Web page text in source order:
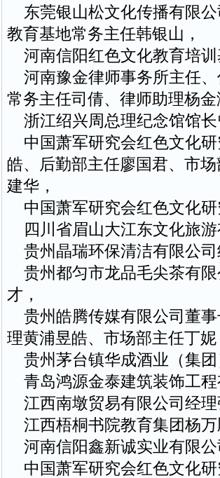
东莞银山松文化传播有限
教育基地常务主任韩银山，
河南信阳红色文化教育培
河南豫金律师事务所主任
常务主任司倩、律师助理杨金
浙江绍兴周总理纪念馆馆长
中国萧军研究会红色文化
皓、后勤部主任廖国君、市
建华，
中国萧军研究会红色文化
四川省眉山大江东文化旅
贵州晶瑞环保清洁有限公司
贵州都匀市龙品毛尖茶有
才，
贵州皓腾传媒有限公司董
理黄浦昱皓、市场部主任丁妮
贵州茅台镇华成酒业（集
青岛鸿源金泰建筑装饰工
江西南墩贸易有限公司经理
江西梧桐书院教育集团杨
河南信阳鑫新诚实业有限公
中国萧军研究会红色文化